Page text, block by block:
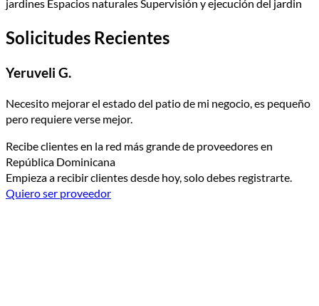
jardines Espacios naturales Supervisión y ejecución del jardin
Solicitudes Recientes
Yeruveli G.
Necesito mejorar el estado del patio de mi negocio, es pequeño
pero requiere verse mejor.
Recibe clientes en la red más grande de proveedores en
República Dominicana
Empieza a recibir clientes desde hoy, solo debes registrarte.
Quiero ser proveedor